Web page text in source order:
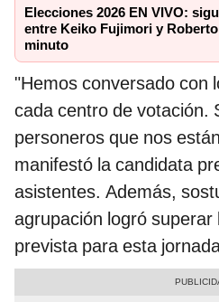
Elecciones 2026 EN VIVO:
entre Keiko Fujimori y
minuto
"Hemos conversado con
cada centro de votación.
personeros que nos
manifestó la candidata
asistentes. Además,
agrupación logró superar
prevista para esta